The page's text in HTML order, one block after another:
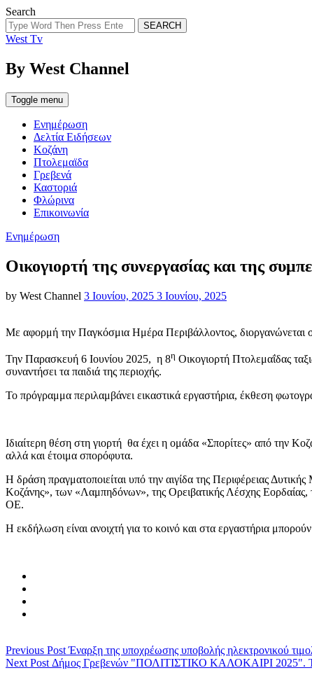
Search
SEARCH
West Tv
By West Channel
Toggle menu
Ενημέρωση
Δελτία Ειδήσεων
Κοζάνη
Πτολεμαϊδα
Γρεβενά
Καστοριά
Φλώρινα
Επικοινωνία
Categories
Ενημέρωση
Οικογιορτή της συνεργασίας και της
by West Channel Posted
3 Ιουνίου, 2025 3 Ιουνίου, 2025
Με αφορμή την Παγκόσμια Ημέρα Περιβάλλοντος, διοργανώνεται
Την Παρασκευή 6 Ιουνίου 2025, η 8η Οικογιορτή Πτολεμαΐδας
συναντήσει τα παιδιά της περιοχής.
Το πρόγραμμα περιλαμβάνει εικαστικά εργαστήρια, έκθεση
Ιδιαίτερη θέση στη γιορτή θα έχει η ομάδα «Σπορίτες» από την
αλλά και έτοιμα σπορόφυτα.
Η δράση πραγματοποιείται υπό την αιγίδα της Περιφέρειας
Κοζάνης», των «Λαμπηδόνων», της Ορειβατικής Λέσχης
ΟΕ.
Η εκδήλωση είναι ανοιχτή για το κοινό και στα εργαστήρια
Previous Post Έναρξη της υποχρέωσης υποβολής ηλεκτρονικού
Next Post Δήμος Γρεβενών "ΠΟΛΙΤΙΣΤΙΚΟ ΚΑΛΟΚΑΙΡΙ 2025".